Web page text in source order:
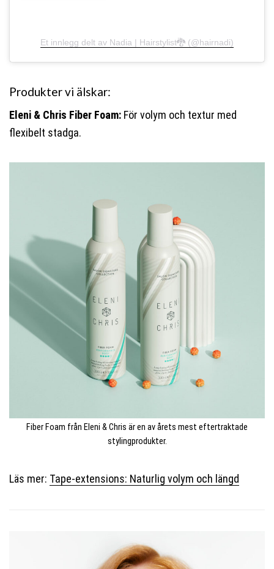
Et innlegg delt av Nadia | Hairstylist🐉 (@hairnadi)
Produkter vi älskar:
Eleni & Chris Fiber Foam: För volym och textur med
flexibelt stadga.
Fiber Foam från Eleni & Chris är en av årets mest eftertraktade
stylingprodukter.
Läs mer: Tape-extensions: Naturlig volym och längd